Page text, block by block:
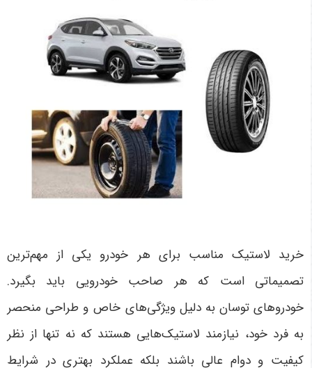
خرید لاستیک مناسب برای هر خودرو یکی از مهم‌ترین
تصمیماتی است که هر صاحب خودرویی باید بگیرد.
خودروهای توسان به دلیل ویژگی‌های خاص و طراحی منحصر
به فرد خود، نیازمند لاستیک‌هایی هستند که نه تنها از نظر
کیفیت و دوام عالی باشند بلکه عملکرد بهتری در شرایط